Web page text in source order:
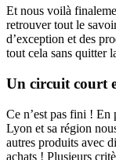
Et nous voilà
retrouver tout le
d’exception et des
tout cela sans quitter
Un circuit court
Ce n’est pas fini ! En
Lyon et sa région
autres produits avec
achats ! Plusieurs